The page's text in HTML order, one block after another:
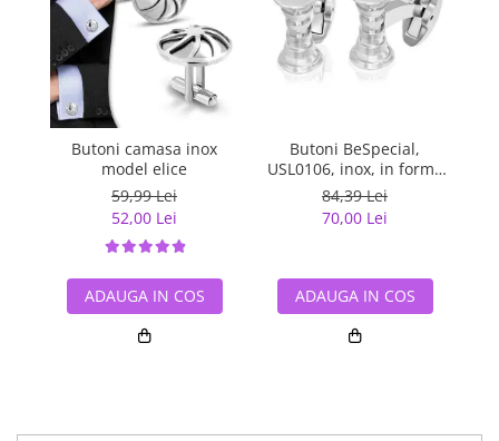
Butoni camasa inox
model elice
59,99 Lei
52,00 Lei
ADAUGA IN COS
Butoni BeSpecial,
USL0106, inox, in forma
clepsidra
84,39 Lei
70,00 Lei
ADAUGA IN COS